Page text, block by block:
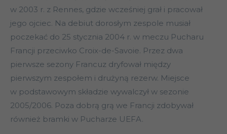
w 2003 r. z Rennes, gdzie wcześniej grał i pracował
jego ojciec. Na debiut dorosłym zespole musiał
poczekać do 25 stycznia 2004 r. w meczu Pucharu
Francji przeciwko Croix-de-Savoie. Przez dwa
pierwsze sezony Francuz dryfował między
pierwszym zespołem i drużyną rezerw. Miejsce
w podstawowym składzie wywalczył w sezonie
2005/2006. Poza dobrą grą we Francji zdobywał
również bramki w Pucharze UEFA.